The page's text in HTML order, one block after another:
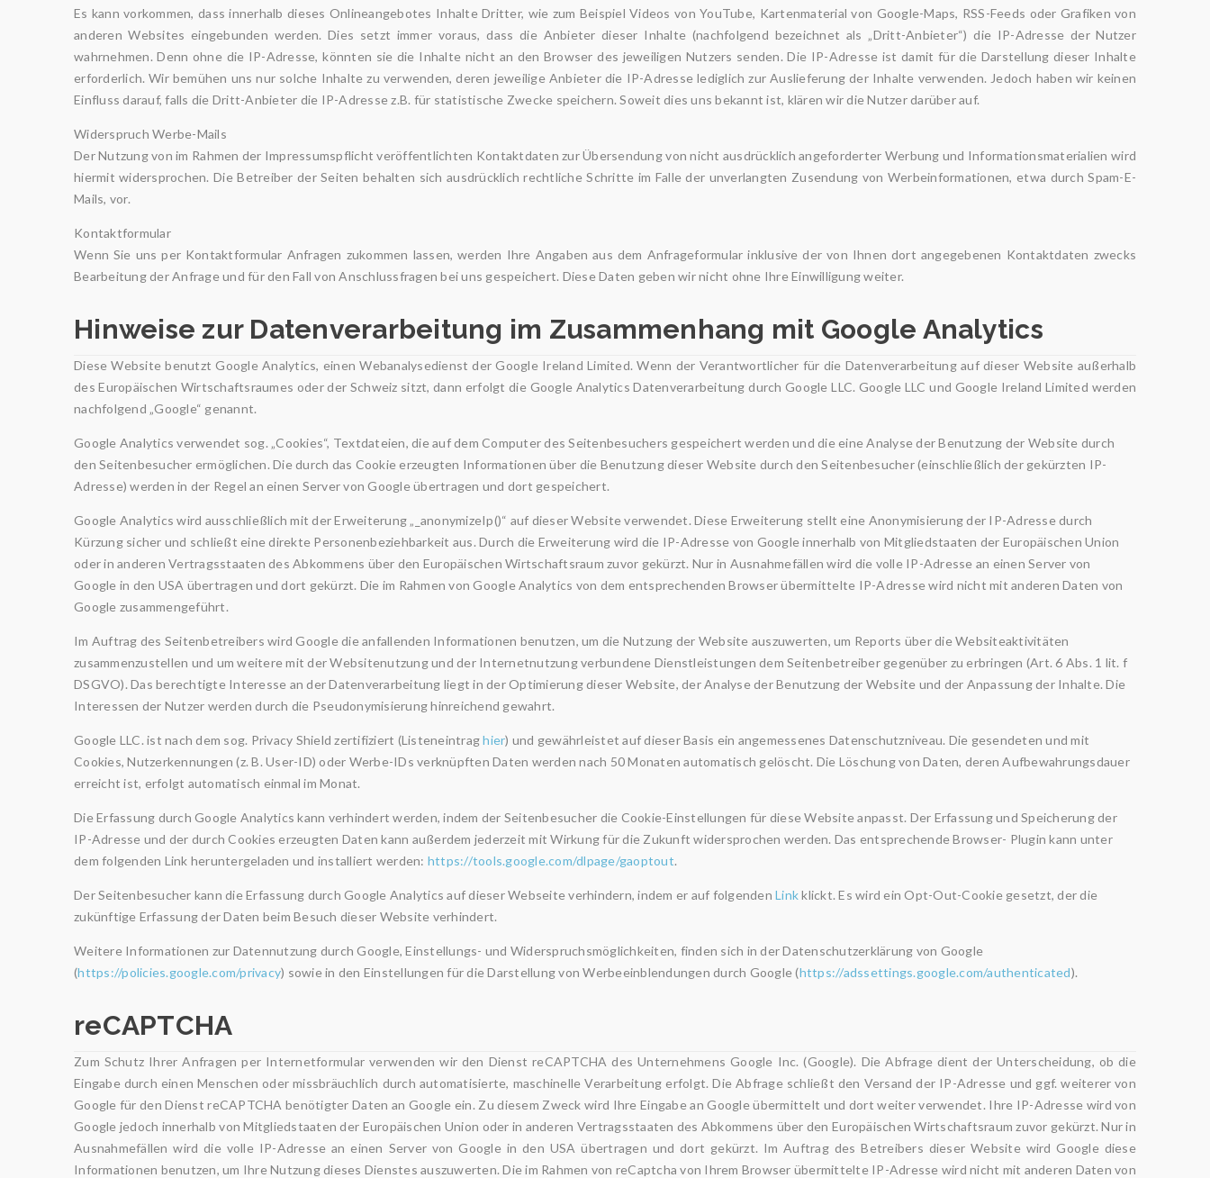
Es kann vorkommen, dass innerhalb dieses Onlineangebotes Inhalte Dritter, wie zum Beispiel Videos von YouTube, Kartenmaterial von Google-Maps, RSS-Feeds oder Grafiken von
anderen Websites eingebunden werden. Dies setzt immer voraus, dass die Anbieter dieser Inhalte (nachfolgend bezeichnet als „Dritt-Anbieter“) die IP-Adresse der Nutzer
wahrnehmen. Denn ohne die IP-Adresse, könnten sie die Inhalte nicht an den Browser des jeweiligen Nutzers senden. Die IP-Adresse ist damit für die Darstellung dieser Inhalte
erforderlich. Wir bemühen uns nur solche Inhalte zu verwenden, deren jeweilige Anbieter die IP-Adresse lediglich zur Auslieferung der Inhalte verwenden. Jedoch haben wir keinen
Einfluss darauf, falls die Dritt-Anbieter die IP-Adresse z.B. für statistische Zwecke speichern. Soweit dies uns bekannt ist, klären wir die Nutzer darüber auf.
Widerspruch Werbe-Mails
Der Nutzung von im Rahmen der Impressumspflicht veröffentlichten Kontaktdaten zur Übersendung von nicht ausdrücklich angeforderter Werbung und Informationsmaterialien wird
hiermit widersprochen. Die Betreiber der Seiten behalten sich ausdrücklich rechtliche Schritte im Falle der unverlangten Zusendung von Werbeinformationen, etwa durch Spam-E-
Mails, vor.
Kontaktformular
Wenn Sie uns per Kontaktformular Anfragen zukommen lassen, werden Ihre Angaben aus dem Anfrageformular inklusive der von Ihnen dort angegebenen Kontaktdaten zwecks
Bearbeitung der Anfrage und für den Fall von Anschlussfragen bei uns gespeichert. Diese Daten geben wir nicht ohne Ihre Einwilligung weiter.
Hinweise zur Datenverarbeitung im Zusammenhang mit Google Analytics
Diese Website benutzt Google Analytics, einen Webanalysedienst der Google Ireland Limited. Wenn der Verantwortlicher für die Datenverarbeitung auf dieser Website außerhalb
des Europäischen Wirtschaftsraumes oder der Schweiz sitzt, dann erfolgt die Google Analytics Datenverarbeitung durch Google LLC. Google LLC und Google Ireland Limited werden
nachfolgend „Google“ genannt.
Google Analytics verwendet sog. „Cookies“, Textdateien, die auf dem Computer des Seitenbesuchers gespeichert werden und die eine Analyse der Benutzung der Website durch
den Seitenbesucher ermöglichen. Die durch das Cookie erzeugten Informationen über die Benutzung dieser Website durch den Seitenbesucher (einschließlich der gekürzten IP-
Adresse) werden in der Regel an einen Server von Google übertragen und dort gespeichert.
Google Analytics wird ausschließlich mit der Erweiterung „_anonymizeIp()“ auf dieser Website verwendet. Diese Erweiterung stellt eine Anonymisierung der IP-Adresse durch
Kürzung sicher und schließt eine direkte Personenbeziehbarkeit aus. Durch die Erweiterung wird die IP-Adresse von Google innerhalb von Mitgliedstaaten der Europäischen Union
oder in anderen Vertragsstaaten des Abkommens über den Europäischen Wirtschaftsraum zuvor gekürzt. Nur in Ausnahmefällen wird die volle IP-Adresse an einen Server von
Google in den USA übertragen und dort gekürzt. Die im Rahmen von Google Analytics von dem entsprechenden Browser übermittelte IP-Adresse wird nicht mit anderen Daten von
Google zusammengeführt.
Im Auftrag des Seitenbetreibers wird Google die anfallenden Informationen benutzen, um die Nutzung der Website auszuwerten, um Reports über die Websiteaktivitäten
zusammenzustellen und um weitere mit der Websitenutzung und der Internetnutzung verbundene Dienstleistungen dem Seitenbetreiber gegenüber zu erbringen (Art. 6 Abs. 1 lit. f
DSGVO). Das berechtigte Interesse an der Datenverarbeitung liegt in der Optimierung dieser Website, der Analyse der Benutzung der Website und der Anpassung der Inhalte. Die
Interessen der Nutzer werden durch die Pseudonymisierung hinreichend gewahrt.
Google LLC. ist nach dem sog. Privacy Shield zertifiziert (Listeneintraghier) und gewährleistet auf dieser Basis ein angemessenes Datenschutzniveau. Die gesendeten und mit
Cookies, Nutzerkennungen (z. B. User-ID) oder Werbe-IDs verknüpften Daten werden nach 50 Monaten automatisch gelöscht. Die Löschung von Daten, deren Aufbewahrungsdauer
erreicht ist, erfolgt automatisch einmal im Monat.
Die Erfassung durch Google Analytics kann verhindert werden, indem der Seitenbesucher die Cookie-Einstellungen für diese Website anpasst. Der Erfassung und Speicherung der
IP-Adresse und der durch Cookies erzeugten Daten kann außerdem jederzeit mit Wirkung für die Zukunft widersprochen werden. Das entsprechende Browser- Plugin kann unter
dem folgenden Link heruntergeladen und installiert werden: https://tools.google.com/dlpage/gaoptout.
Der Seitenbesucher kann die Erfassung durch Google Analytics auf dieser Webseite verhindern, indem er auf folgenden Linkklickt. Es wird ein Opt-Out-Cookie gesetzt, der die
zukünftige Erfassung der Daten beim Besuch dieser Website verhindert.
Weitere Informationen zur Datennutzung durch Google, Einstellungs- und Widerspruchsmöglichkeiten, finden sich in der Datenschutzerklärung von Google
(https://policies.google.com/privacy) sowie in den Einstellungen für die Darstellung von Werbeeinblendungen durch Google (https://adssettings.google.com/authenticated).
reCAPTCHA
Zum Schutz Ihrer Anfragen per Internetformular verwenden wir den Dienst reCAPTCHA des Unternehmens Google Inc. (Google). Die Abfrage dient der Unterscheidung, ob die
Eingabe durch einen Menschen oder missbräuchlich durch automatisierte, maschinelle Verarbeitung erfolgt. Die Abfrage schließt den Versand der IP-Adresse und ggf. weiterer von
Google für den Dienst reCAPTCHA benötigter Daten an Google ein. Zu diesem Zweck wird Ihre Eingabe an Google übermittelt und dort weiter verwendet. Ihre IP-Adresse wird von
Google jedoch innerhalb von Mitgliedstaaten der Europäischen Union oder in anderen Vertragsstaaten des Abkommens über den Europäischen Wirtschaftsraum zuvor gekürzt. Nur in
Ausnahmefällen wird die volle IP-Adresse an einen Server von Google in den USA übertragen und dort gekürzt. Im Auftrag des Betreibers dieser Website wird Google diese
Informationen benutzen, um Ihre Nutzung dieses Dienstes auszuwerten. Die im Rahmen von reCaptcha von Ihrem Browser übermittelte IP-Adresse wird nicht mit anderen Daten von